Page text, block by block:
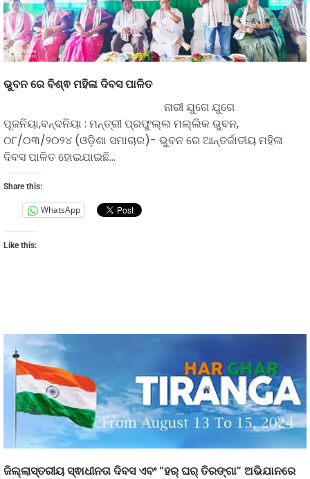
ଭୁବନ ରେ ବିଶ୍ଵ ମହିଳା ଦିବସ ପାଳିତ
ନାରୀ ଯୁଗେ ଯୁଗେ
ପୂଜନିୟା,ବନ୍ଦନିୟା : ମନ୍ତ୍ରୀ ପ୍ରଫୁଲ୍ଲ ମଲ୍ଲିକ ଭୁବନ,
୦୮/୦୩/୨୦୨୪ (ଓଡ଼ିଶା ସମାଚାର)- ଭୁବନ ରେ ଆନ୍ତର୍ଜାତୀୟ ମହିଳା
ଦିବସ ପାଳିତ ହୋଇଯାଇଛି…
Share this:
WhatsApp
Like this:
ଜିଲ୍ଲାସ୍ତରୀୟ ସ୍ଵାଧୀନତା ଦିବସ ଏବଂ “ହର୍ ଘର୍ ତିରଙ୍ଗା” ଅଭିଯାନରେ